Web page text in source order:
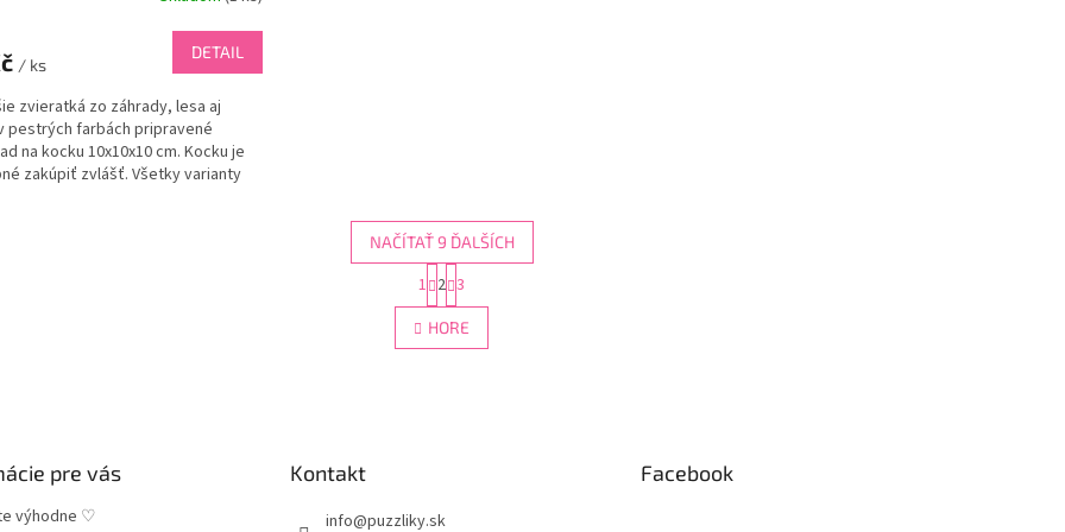
/ ks
DETAIL
zvieratká zo záhrady, lesa aj
pestrých farbách pripravené
na kocku 10x10x10 cm. Kocku je
zakúpiť zvlášť. Všetky varianty
O
v
l
r
NAČÍTAŤ 9 ĎALŠÍCH
t
r
á
n
1 2 3
HORE
pre vás
výhodne ♡
Kontakt
info@puzzliky.sk
Facebook